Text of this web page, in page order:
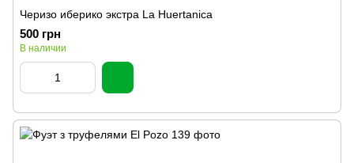
Черизо иберико экстра La Huertanica
500 грн
В наличии